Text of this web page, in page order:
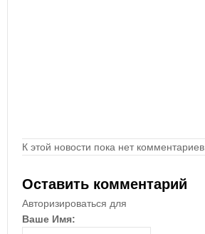
К этой новости пока нет комментариев.
Оставить комментарий
Авторизироваться для
Ваше Имя: